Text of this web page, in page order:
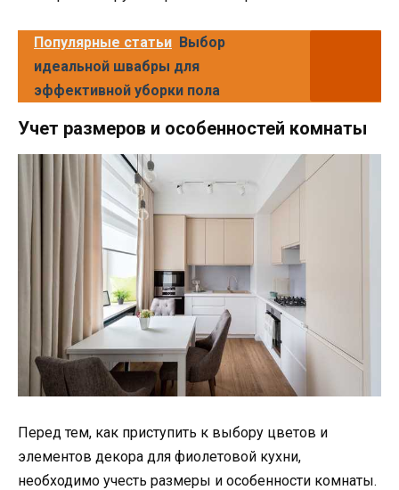
Популярные статьи Выбор
идеальной швабры для
эффективной уборки пола
Учет размеров и особенностей комнаты
Перед тем, как приступить к выбору цветов и
элементов декора для фиолетовой кухни,
необходимо учесть размеры и особенности комнаты.